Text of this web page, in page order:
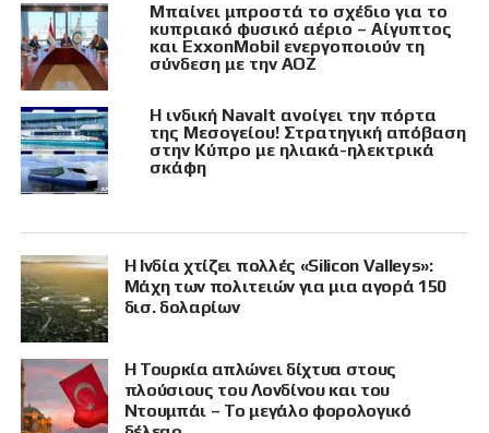
Μπαίνει μπροστά το σχέδιο για το
κυπριακό φυσικό αέριο – Αίγυπτος
και ExxonMobil ενεργοποιούν τη
σύνδεση με την ΑΟΖ
Η ινδική Navalt ανοίγει την πόρτα
της Μεσογείου! Στρατηγική απόβαση
στην Κύπρο με ηλιακά-ηλεκτρικά
σκάφη
Η Ινδία χτίζει πολλές «Silicon Valleys»:
Μάχη των πολιτειών για μια αγορά 150
δισ. δολαρίων
Η Τουρκία απλώνει δίχτυα στους
πλούσιους του Λονδίνου και του
Ντουμπάι – Το μεγάλο φορολογικό